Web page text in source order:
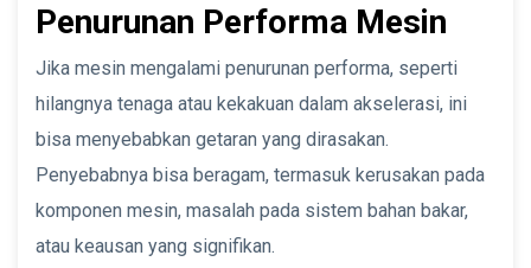
Penurunan Performa Mesin
Jika mesin mengalami penurunan performa, seperti
hilangnya tenaga atau kekakuan dalam akselerasi, ini
bisa menyebabkan getaran yang dirasakan.
Penyebabnya bisa beragam, termasuk kerusakan pada
komponen mesin, masalah pada sistem bahan bakar,
atau keausan yang signifikan.